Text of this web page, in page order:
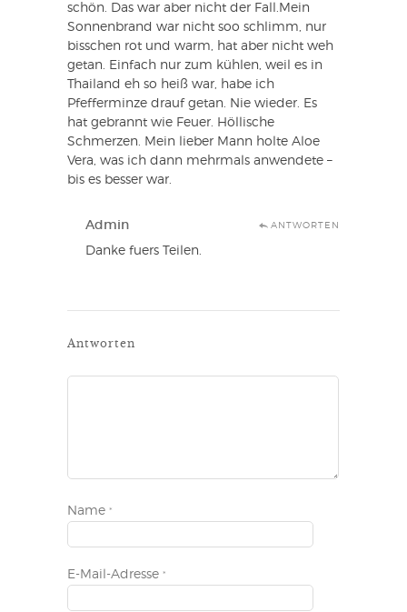
schön. Das war aber nicht der Fall.Mein
Sonnenbrand war nicht soo schlimm, nur
bisschen rot und warm, hat aber nicht weh
getan. Einfach nur zum kühlen, weil es in
Thailand eh so heiß war, habe ich
Pfefferminze drauf getan. Nie wieder. Es
hat gebrannt wie Feuer. Höllische
Schmerzen. Mein lieber Mann holte Aloe
Vera, was ich dann mehrmals anwendete –
bis es besser war.
Admin ANTWORTEN
Danke fuers Teilen.
Antworten
Name *
E-Mail-Adresse *